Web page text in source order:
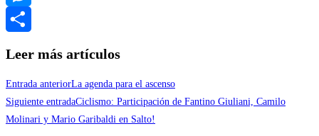
Messenger
Leer más artículos
Entrada anteriorLa agenda para el ascenso
Siguiente entradaCiclismo: Participación de Fantino Giuliani, Camilo
Molinari y Mario Garibaldi en Salto!